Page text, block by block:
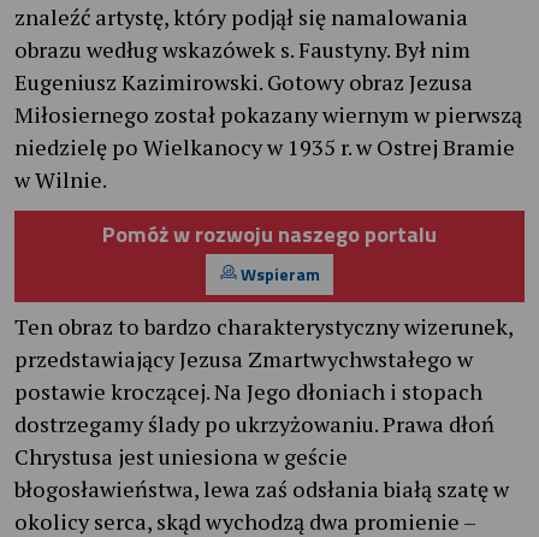
znaleźć artystę, który podjął się namalowania
obrazu według wskazówek s. Faustyny. Był nim
Eugeniusz Kazimirowski. Gotowy obraz Jezusa
Miłosiernego został pokazany wiernym w pierwszą
niedzielę po Wielkanocy w 1935 r. w Ostrej Bramie
w Wilnie.
Pomóż w rozwoju naszego portalu
Wspieram
Ten obraz to bardzo charakterystyczny wizerunek,
przedstawiający Jezusa Zmartwychwstałego w
postawie kroczącej. Na Jego dłoniach i stopach
dostrzegamy ślady po ukrzyżowaniu. Prawa dłoń
Chrystusa jest uniesiona w geście
błogosławieństwa, lewa zaś odsłania białą szatę w
okolicy serca, skąd wychodzą dwa promienie –